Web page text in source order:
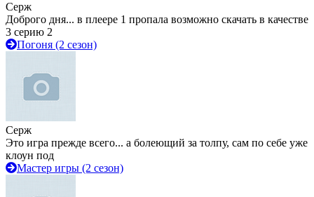
Серж
Доброго дня... в плеере 1 пропала возможно скачать в качестве
3 серию 2
Погоня (2 сезон)
Серж
Это игра прежде всего... а болеющий за толпу, сам по себе уже
клоун под
Мастер игры (2 сезон)